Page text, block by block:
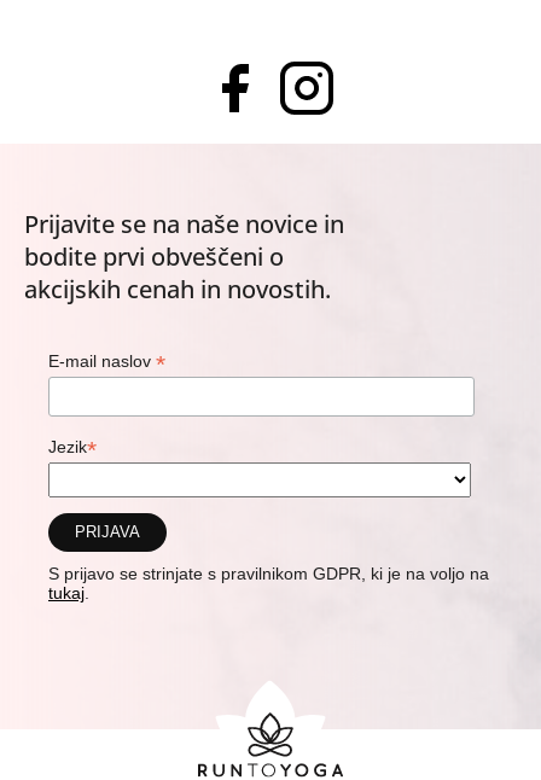
Prijavite se na naše novice in
bodite prvi obveščeni o
akcijskih cenah in novostih.
E-mail naslov *
Jezik*
S prijavo se strinjate s pravilnikom GDPR, ki je na voljo na
tukaj